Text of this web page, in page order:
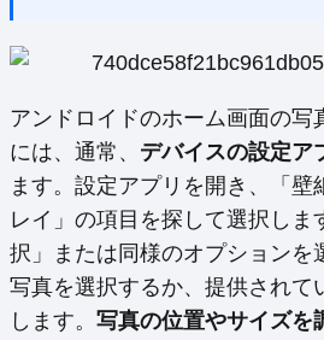
アンドロイドのホーム画面の写
には、通常、 デバイスの設定ア
ます。設定アプリを開き、「
レイ」の項目を探して選択しま
択」または同様のオプションを
写真を選択するか、提供されて
します。 写真の位置やサイズを